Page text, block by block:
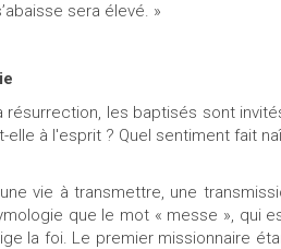
sera élevé. »
les baptisés sont
elle à l'esprit ? Quel sentiment fait
vie à transmettre, une
que le mot « messe », qui
la foi. Le premier missionnaire